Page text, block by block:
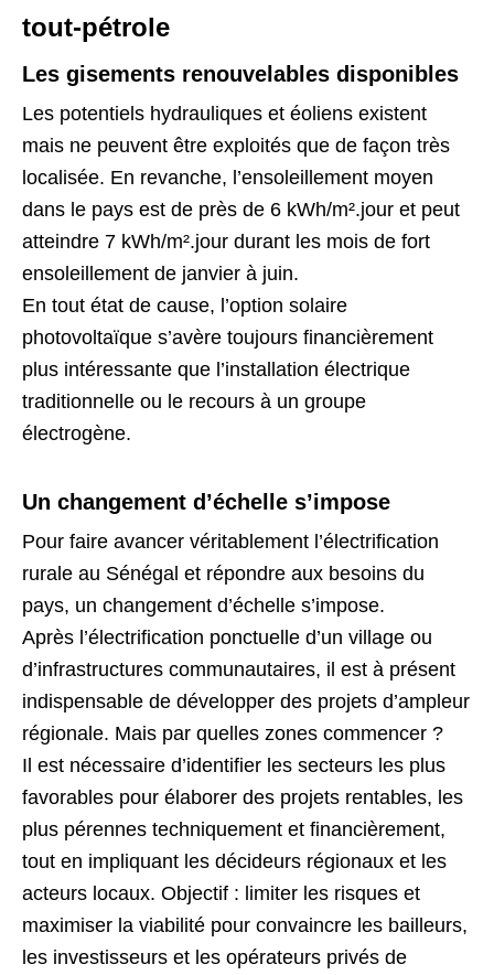
tout-pétrole
Les gisements renouvelables disponibles
Les potentiels hydrauliques et éoliens existent
mais ne peuvent être exploités que de façon très
localisée. En revanche, l’ensoleillement moyen
dans le pays est de près de 6 kWh/m².jour et peut
atteindre 7 kWh/m².jour durant les mois de fort
ensoleillement de janvier à juin.
En tout état de cause, l’option solaire
photovoltaïque s’avère toujours financièrement
plus intéressante que l’installation électrique
traditionnelle ou le recours à un groupe
électrogène.
Un changement d’échelle s’impose
Pour faire avancer véritablement l’électrification
rurale au Sénégal et répondre aux besoins du
pays, un changement d’échelle s’impose.
Après l’électrification ponctuelle d’un village ou
d’infrastructures communautaires, il est à présent
indispensable de développer des projets d’ampleur
régionale. Mais par quelles zones commencer ?
Il est nécessaire d’identifier les secteurs les plus
favorables pour élaborer des projets rentables, les
plus pérennes techniquement et financièrement,
tout en impliquant les décideurs régionaux et les
acteurs locaux. Objectif : limiter les risques et
maximiser la viabilité pour convaincre les bailleurs,
les investisseurs et les opérateurs privés de